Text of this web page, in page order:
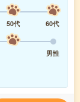
50代
60代
男性